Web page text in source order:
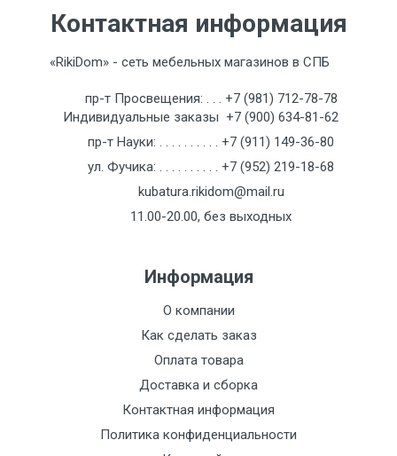
Отзыв о товаре
Контактная информация
«RikiDom» - сеть мебельных магазинов в СПБ
пр-т Просвещения: . . . +7 (981) 712-78-78
Индивидуальные заказы +7 (900) 634-81-62
пр-т Науки: . . . . . . . . . . +7 (911) 149-36-80
ул. Фучика: . . . . . . . . . . +7 (952) 219-18-68
kubatura.rikidom@mail.ru
11.00-20.00, без выходных
Информация
О компании
Как сделать заказ
Оплата товара
Доставка и сборка
Контактная информация
Политика конфиденциальности